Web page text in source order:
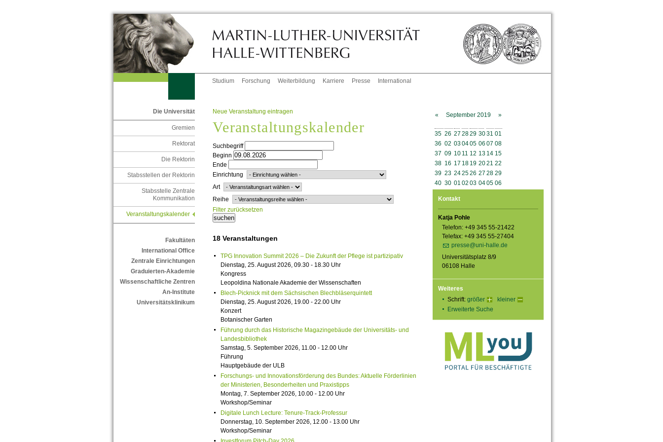
Studium Forschung Weiterbildung Karriere Presse International
Die Universität
Gremien
Rektorat
Die Rektorin
Stabsstellen der Rektorin
Stabsstelle Zentrale
Kommunikation
Veranstaltungskalender
Fakultäten
International Office
Zentrale Einrichtungen
Graduierten-Akademie
Wissenschaftliche Zentren
An-Institute
Universitätsklinikum
« September 2019
»
35 26 27 2829 3031 01
36 02 030405 06 07 08
37 09 10 11 12 13 14 15
38 16 17 18 19 2021 22
39 23 242526 27 28 29
40 30 01 02 03 0405 06
Kontakt
Katja Pohle
Telefon: +49 345 55-21422
Telefax: +49 345 55-27404
presse@uni-halle.de
Universitätsplatz 8/9
06108 Halle
Weiteres
Schrift: größer
kleiner
Erweiterte Suche
Neue Veranstaltung eintragen
Veranstaltungskalender
Suchbegriff
Beginn
Ende
Einrichtung
Art
Reihe
Filter zurücksetzen
18 Veranstaltungen
TPG Innovation Summit 2026 – Die Zukunft der Pflege ist partizipativ
Dienstag, 25. August 2026, 09.30 - 18.30 Uhr
Kongress
Leopoldina Nationale Akademie der Wissenschaften
Blech-Picknick mit dem Sächsischen Blechbläserquintett
Dienstag, 25. August 2026, 19.00 - 22.00 Uhr
Konzert
Botanischer Garten
Führung durch das Historische Magazingebäude der Universitäts- und
Landesbibliothek
Samstag, 5. September 2026, 11.00 - 12.00 Uhr
Führung
Hauptgebäude der ULB
Forschungs- und Innovationsförderung des Bundes: Aktuelle Förderlinien
der Ministerien, Besonderheiten und Praxistipps
Montag, 7. September 2026, 10.00 - 12.00 Uhr
Workshop/Seminar
Digitale Lunch Lecture: Tenure-Track-Professur
Donnerstag, 10. September 2026, 12.00 - 13.00 Uhr
Workshop/Seminar